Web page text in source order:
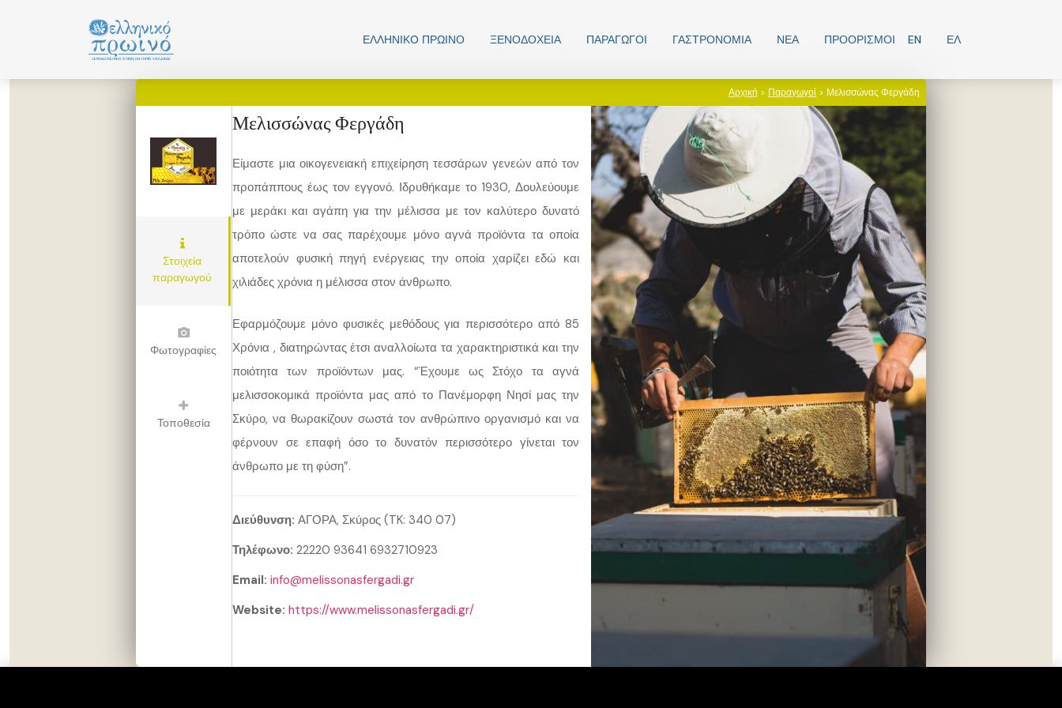
ΕΛΛΗΝΙΚO ΠΡΩΙΝΟ ΞΕΝΟΔΟΧΕΊΑ ΠΑΡΑΓΩΓΟΊ ΓΑΣΤΡΟΝΟΜΊΑ ΝΕΑ ΠΡΟΟΡΙΣΜΟΊ EN ΕΛ
Αρχική > Παραγωγοί > Μελισσώνας Φεργάδη
Στοιχεία
παραγωγού
Φωτογραφίες
Τοποθεσία
Μελισσώνας Φεργάδη
Είμαστε μια οικογενειακή επιχείρηση τεσσάρων γενεών από τον
προπάππους έως τον εγγονό. Ιδρυθήκαμε το 1930, Δουλεύουμε
με μεράκι και αγάπη για την μέλισσα με τον καλύτερο δυνατό
τρόπο ώστε να σας παρέχουμε μόνο αγνά προϊόντα τα οποία
αποτελούν φυσική πηγή ενέργειας την οποία χαρίζει εδώ και
χιλιάδες χρόνια η μέλισσα στον άνθρωπο.
Εφαρμόζουμε μόνο φυσικές μεθόδους για περισσότερο από 85
Χρόνια , διατηρώντας έτσι αναλλοίωτα τα χαρακτηριστικά και την
ποιότητα των προϊόντων μας. “Έχουμε ως Στόχο τα αγνά
μελισσοκομικά προϊόντα μας από το Πανέμορφη Νησί μας την
Σκύρο, να θωρακίζουν σωστά τον ανθρώπινο οργανισμό και να
φέρνουν σε επαφή όσο το δυνατόν περισσότερο γίνεται τον
άνθρωπο με τη φύση”.
Διεύθυνση: ΑΓΟΡΑ, Σκύρος (TK: 340 07)
Τηλέφωνο: 22220 93641 6932710923
Email: info@melissonasfergadi.gr
Website: https://www.melissonasfergadi.gr/